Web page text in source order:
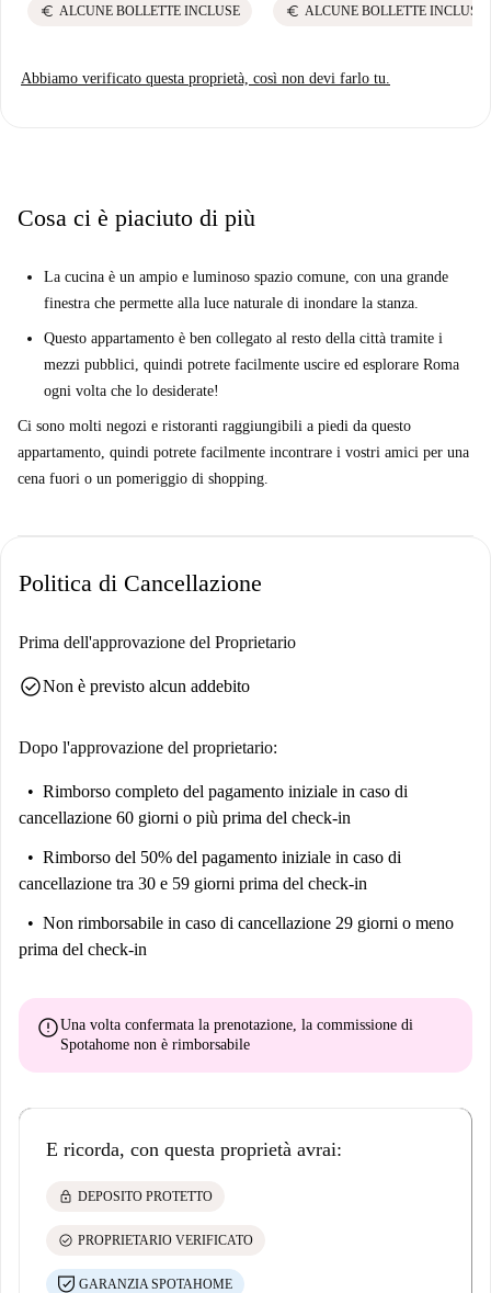
euro ALCUNE BOLLETTE INCLUSE euro ALCUNE BOLLETTE INCLUSE
Abbiamo verificato questa proprietà, così non devi farlo tu.
Cosa ci è piaciuto di più
La cucina è un ampio e luminoso spazio comune, con una grande
finestra che permette alla luce naturale di inondare la stanza.
Questo appartamento è ben collegato al resto della città tramite i
mezzi pubblici, quindi potrete facilmente uscire ed esplorare Roma
ogni volta che lo desiderate!
Ci sono molti negozi e ristoranti raggiungibili a piedi da questo
appartamento, quindi potrete facilmente incontrare i vostri amici per una
cena fuori o un pomeriggio di shopping.
Politica di Cancellazione
Prima dell'approvazione del Proprietario
check_circleNon è previsto alcun addebito
Dopo l'approvazione del proprietario:
Rimborso completo del pagamento iniziale in caso di
cancellazione 60 giorni o più prima del check-in
Rimborso del 50% del pagamento iniziale in caso di
cancellazione tra 30 e 59 giorni prima del check-in
Non rimborsabile in caso di cancellazione 29 giorni o meno
prima del check-in
errorUna volta confermata la prenotazione, la commissione di
Spotahome non è rimborsabile
E ricorda, con questa proprietà avrai:
lock DEPOSITO PROTETTO
check_circle PROPRIETARIO VERIFICATO
GARANZIA SPOTAHOME